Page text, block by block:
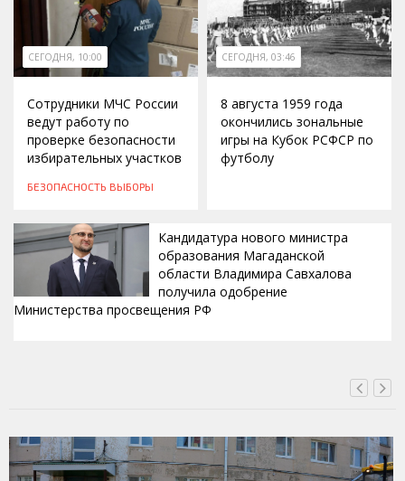
СЕГОДНЯ, 10:00
Сотрудники МЧС России
ведут работу по
проверке безопасности
избирательных участков
БЕЗОПАСНОСТЬ ВЫБОРЫ
СЕГОДНЯ, 03:46
8 августа 1959 года
окончились зональные
игры на Кубок РСФСР по
футболу
Кандидатура нового министра
образования Магаданской
области Владимира Савхалова
получила одобрение
Министерства просвещения РФ